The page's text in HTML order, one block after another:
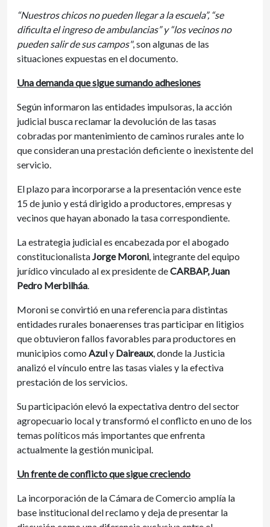
“Nuestros chicos no pueden llegar a la escuela”, “se
dificulta el ingreso de ambulancias” y “los vecinos no
pueden salir de sus campos", son algunas de las
situaciones expuestas en el documento.
Una demanda que sigue sumando adhesiones
Según informaron las entidades impulsoras, la acción
judicial busca reclamar la devolución de las tasas
cobradas por mantenimiento de caminos rurales ante lo
que consideran una prestación deficiente o inexistente del
servicio.
El plazo para incorporarse a la presentación vence este
15 de junio y está dirigido a productores, empresas y
vecinos que hayan abonado la tasa correspondiente.
La estrategia judicial es encabezada por el abogado
constitucionalista Jorge Moroni , integrante del equipo
jurídico vinculado al ex presidente deCARBAP, Juan
Pedro Merbilháa
Moroni se convirtió en una referencia para distintas
entidades rurales bonaerenses tras participar en litigios
que obtuvieron fallos favorables para productores en
municipios como Azuly Daireaux, donde la Justicia
analizó el vínculo entre las tasas viales y la efectiva
prestación de los servicios.
Su participación elevó la expectativa dentro del sector
agropecuario local y transformó el conflicto en uno de los
temas políticos más importantes que enfrenta
actualmente la gestión municipal.
Un frente de conflicto que sigue creciendo
La incorporación de la Cámara de Comercio amplía la
base institucional del reclamo y deja de presentar la